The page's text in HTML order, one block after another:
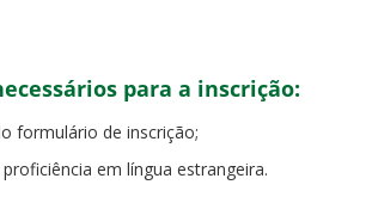
para a inscrição:
formulário de inscrição;
em língua estrangeira.